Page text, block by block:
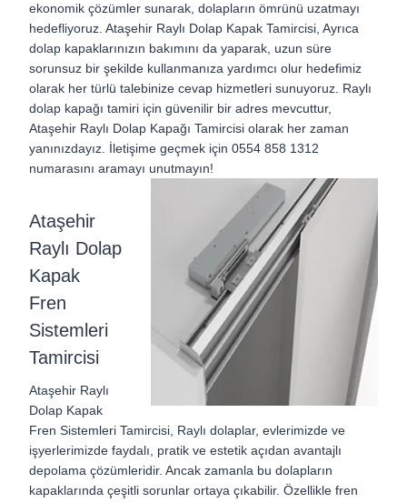
ekonomik çözümler sunarak, dolapların ömrünü uzatmayı
hedefliyoruz. Ataşehir Raylı Dolap Kapak Tamircisi, Ayrıca
dolap kapaklarınızın bakımını da yaparak, uzun süre
sorunsuz bir şekilde kullanmanıza yardımcı olur hedefimiz
olarak her türlü talebinize cevap hizmetleri sunuyoruz. Raylı
dolap kapağı tamiri için güvenilir bir adres mevcuttur,
Ataşehir Raylı Dolap Kapağı Tamircisi olarak her zaman
yanınızdayız. İletişime geçmek için 0554 858 1312
numarasını aramayı unutmayın!
Ataşehir
Raylı Dolap
Kapak
Fren
Sistemleri
Tamircisi
Ataşehir Raylı
Dolap Kapak
Fren Sistemleri Tamircisi, Raylı dolaplar, evlerimizde ve
işyerlerimizde faydalı, pratik ve estetik açıdan avantajlı
depolama çözümleridir. Ancak zamanla bu dolapların
kapaklarında çeşitli sorunlar ortaya çıkabilir. Özellikle fren